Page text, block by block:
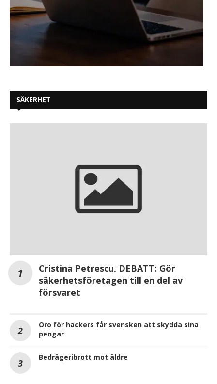
SÄKERHET
Cristina Petrescu, DEBATT: Gör
säkerhetsföretagen till en del av
försvaret
Oro för hackers får svensken att skydda sina
pengar
Bedrägeribrott mot äldre